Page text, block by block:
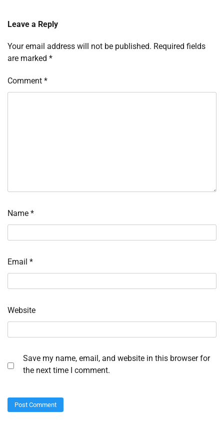
Leave a Reply
Your email address will not be published. Required fields
are marked *
Comment *
Name *
Email *
Website
Save my name, email, and website in this browser for
the next time I comment.